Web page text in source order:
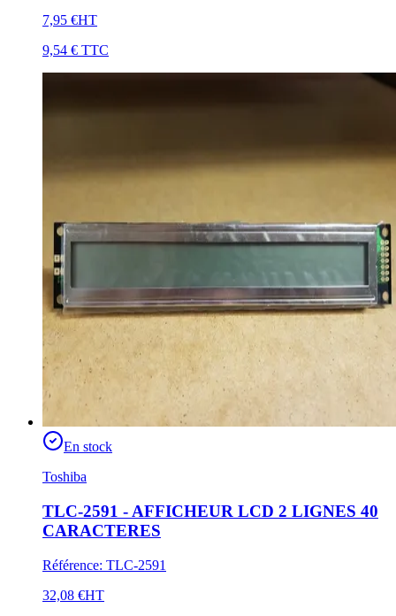
7,95 €HT
9,54 € TTC
En stock
Toshiba
TLC-2591 - AFFICHEUR LCD 2 LIGNES 40
CARACTERES
Référence: TLC-2591
32,08 €HT